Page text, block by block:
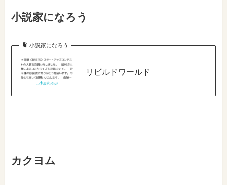
小説家になろう
小説家になろう
リビルドワールド
カクヨム